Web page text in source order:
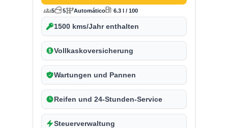
5 5 Automático 6.3 l / 100
1500 kms/Jahr enthalten
Vollkaskoversicherung
Wartungen und Pannen
Reifen und 24-Stunden-Service
Steuerverwaltung